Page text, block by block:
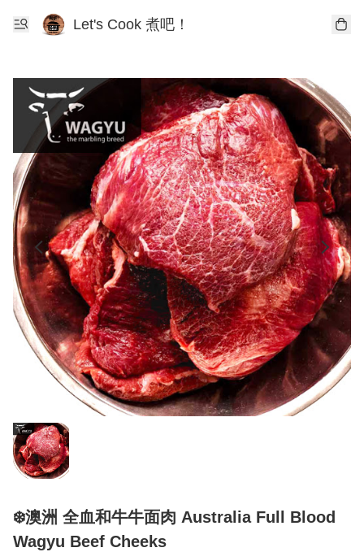
Let's Cook 煮吧！
❄️澳洲 全血和牛牛面肉 Australia Full Blood
Wagyu Beef Cheeks